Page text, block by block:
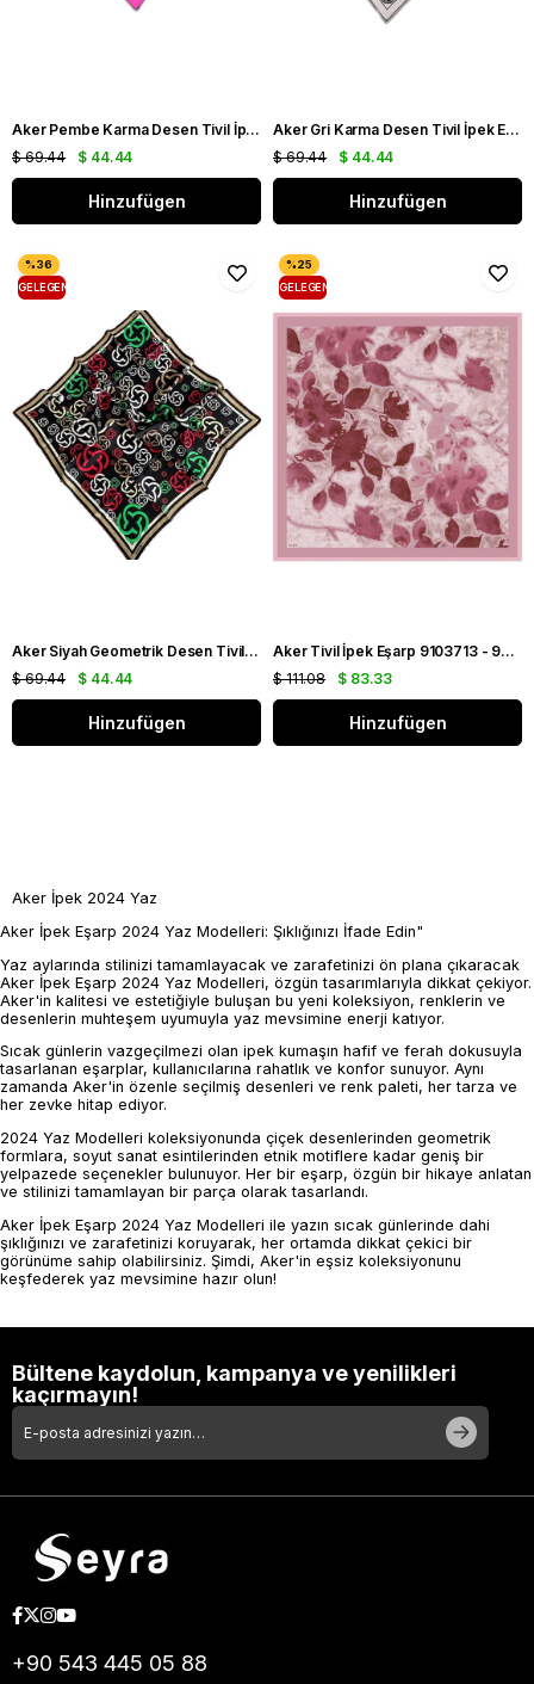
Aker Pembe Karma Desen Tivil İpek Eşarp 8810713 - 924
$ 44.44
$ 69.44
Hinzufügen
Aker Gri Karma Desen Tivil İpek Eşarp 8864713 - 914 - 31269
$ 44.44
$ 69.44
Hinzufügen
Aker Siyah Geometrik Desen Tivil İpek Eşarp 35629
$ 44.44
$ 69.44
Hinzufügen
GELEGENHEIT
Aker Tivil İpek Eşarp 9103713 - 991 Gül Kurusu Batik Desen (2025 Sonbahar - Kış Sezonu)
$ 83.33
$ 111.08
Hinzufügen
GELEGENHEIT
PRODUKT
Aker İpek 2024 Yaz
Aker İpek Eşarp 2024 Yaz Modelleri: Şıklığınızı İfade Edin"
Yaz aylarında stilinizi tamamlayacak ve zarafetinizi ön plana çıkaracak
Aker İpek Eşarp 2024 Yaz Modelleri, özgün tasarımlarıyla dikkat çekiyor.
Aker'in kalitesi ve estetiğiyle buluşan bu yeni koleksiyon, renklerin ve
desenlerin muhteşem uyumuyla yaz mevsimine enerji katıyor.
Sıcak günlerin vazgeçilmezi olan ipek kumaşın hafif ve ferah dokusuyla
tasarlanan eşarplar, kullanıcılarına rahatlık ve konfor sunuyor. Aynı
zamanda Aker'in özenle seçilmiş desenleri ve renk paleti, her tarza ve
her zevke hitap ediyor.
2024 Yaz Modelleri koleksiyonunda çiçek desenlerinden geometrik
formlara, soyut sanat esintilerinden etnik motiflere kadar geniş bir
yelpazede seçenekler bulunuyor. Her bir eşarp, özgün bir hikaye anlatan
ve stilinizi tamamlayan bir parça olarak tasarlandı.
Aker İpek Eşarp 2024 Yaz Modelleri ile yazın sıcak günlerinde dahi
şıklığınızı ve zarafetinizi koruyarak, her ortamda dikkat çekici bir
görünüme sahip olabilirsiniz. Şimdi, Aker'in eşsiz koleksiyonunu
keşfederek yaz mevsimine hazır olun!
Bültene kaydolun, kampanya ve yenilikleri
kaçırmayın!
+90 543 445 05 88